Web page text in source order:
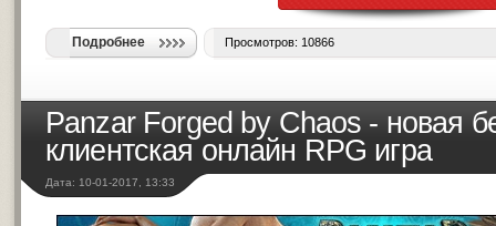
Подробнее Просмотров: 10866
Panzar Forged by Chaos - новая
клиентская онлайн RPG игра
Дата: 10-01-2017, 13:33